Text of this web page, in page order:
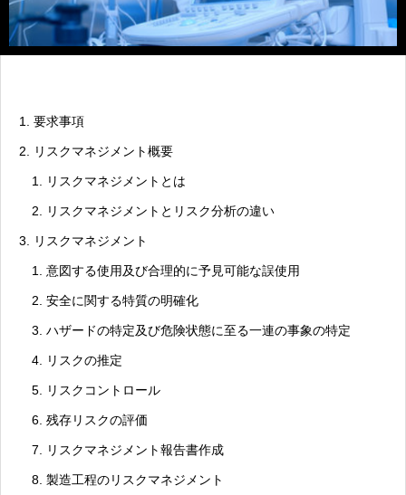
1. 要求事項
2. リスクマネジメント概要
1. リスクマネジメントとは
2. リスクマネジメントとリスク分析の違い
3. リスクマネジメント
1. 意図する使用及び合理的に予見可能な誤使用
2. 安全に関する特質の明確化
3. ハザードの特定及び危険状態に至る一連の事象の特定
4. リスクの推定
5. リスクコントロール
6. 残存リスクの評価
7. リスクマネジメント報告書作成
8. 製造工程のリスクマネジメント